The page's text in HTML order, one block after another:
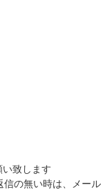
致します
信の無い時は、メール